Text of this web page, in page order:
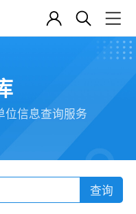
位信息查询服务
查询